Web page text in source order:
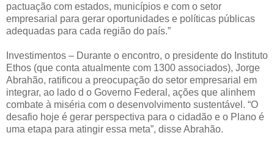
pactuação com estados, municípios e com o setor
empresarial para gerar oportunidades e políticas públicas
adequadas para cada região do país.”
Investimentos – Durante o encontro, o presidente do Instituto
Ethos (que conta atualmente com 1300 associados), Jorge
Abrahão, ratificou a preocupação do setor empresarial em
integrar, ao lado d o Governo Federal, ações que alinhem
combate à miséria com o desenvolvimento sustentável. “O
desafio hoje é gerar perspectiva para o cidadão e o Plano é
uma etapa para atingir essa meta”, disse Abrahão.